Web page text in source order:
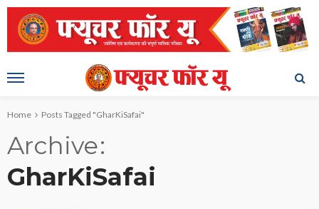
Home Posts Tagged "GharKiSafai"
Archive
GharKiSafai